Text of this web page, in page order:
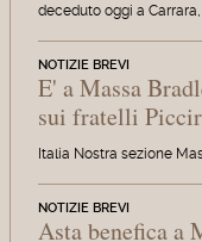
deceduto oggi a
NOTIZIE BREVI
E' a Massa
sui fratelli
Italia Nostra sezione
NOTIZIE BREVI
Asta benefica a